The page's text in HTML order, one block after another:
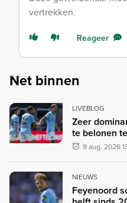
vertrekken.
Reageer
Net binnen
LIVEBLOG
Zeer
te belonen
9 aug. 2026
NIEUWS
Feyenoord